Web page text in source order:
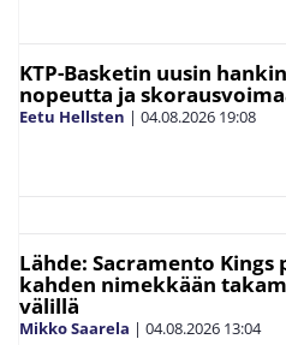
KTP-Basketin uusin
nopeutta ja
Eetu Hellsten | 04.08.2026 19:08
Lähde: Sacramento Kings
kahden nimekkään
välillä
Mikko Saarela | 04.08.2026 13:04